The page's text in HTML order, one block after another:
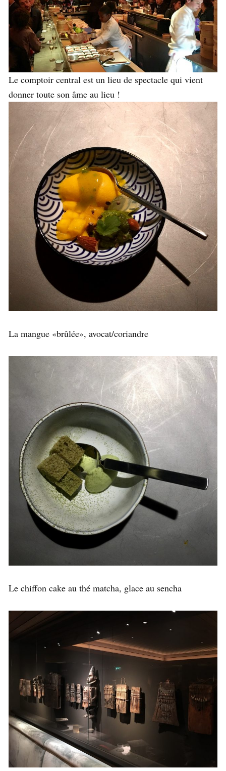
Le comptoir central est un lieu de spectacle qui vient
donner toute son âme au lieu !
La mangue «brûlée», avocat/coriandre
Le chiffon cake au thé matcha, glace au sencha